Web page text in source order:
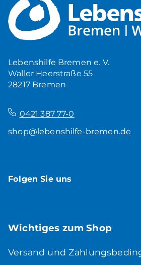
Lebenshilfe Bremen e. V.
Waller Heerstraße 55
28217 Bremen
0421 387 77-0
shop@lebenshilfe-bremen.de
Folgen Sie uns
Wichtiges zum Shop
Versand und